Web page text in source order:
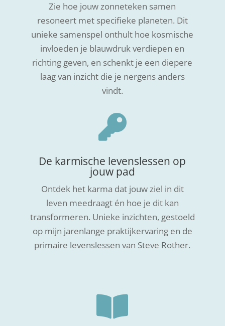
Zie hoe jouw zonneteken samen
resoneert met specifieke planeten. Dit
unieke samenspel onthult hoe kosmische
invloeden je blauwdruk verdiepen en
richting geven, en schenkt je een diepere
laag van inzicht die je nergens anders
vindt.

De karmische levenslessen op
jouw pad
Ontdek het karma dat jouw ziel in dit
leven meedraagt én hoe je dit kan
transformeren. Unieke inzichten, gestoeld
op mijn jarenlange praktijkervaring en de
primaire levenslessen van Steve Rother.
